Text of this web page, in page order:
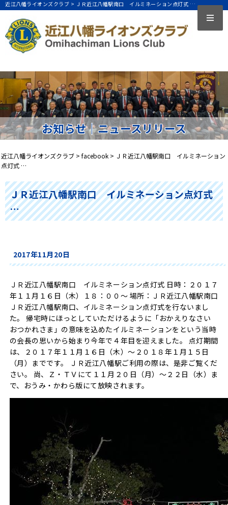
近江八幡ライオンズクラブ > ＪＲ近江八幡駅南口 イルミネーション点灯式 …
お知らせ｜ニュースリリース
近江八幡ライオンズクラブ > facebook > ＪＲ近江八幡駅南口 イルミネーション
点灯式 …
ＪＲ近江八幡駅南口 イルミネーション点灯式
…
2017年11月20日
ＪＲ近江八幡駅南口 イルミネーション点灯式 日時：２０１７
年１１月１６日（木）１８：００～ 場所：ＪＲ近江八幡駅南口
ＪＲ近江八幡駅南口、イルミネーション点灯式を行ないまし
た。 帰宅時にほっとしていただけるように「おかえりなさい
おつかれさま」の意味を込めたイルミネーションをという当時
の会長の思いから始まり今年で４年目を迎えました。 点灯期間
は、２０１７年１１月１６日（木）～２０１８年１月１５日
（月）までです。 ＪＲ近江八幡駅ご利用の際は、是非ご覧くだ
さい。 尚、Ｚ・ＴＶにて１１月２０日（月）～２２日（水）ま
で、おうみ・かわら版にて放映されます。